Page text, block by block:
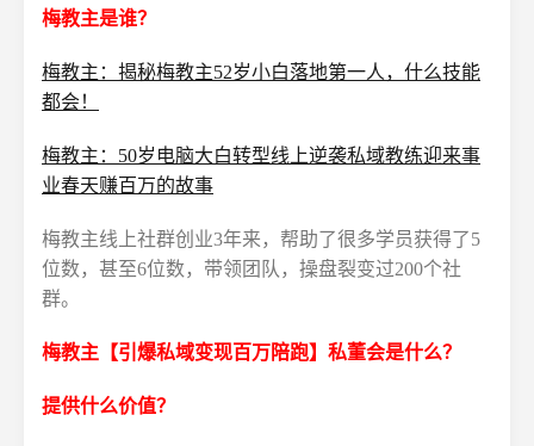
梅教主是谁？
梅教主：揭秘梅教主52岁小白落地第一人，什么技能
都会！
梅教主：50岁电脑大白转型线上逆袭私域教练迎来事
业春天赚百万的故事
梅教主线上社群创业3年来，帮助了很多学员获得了5
位数，甚至6位数，带领团队，操盘裂变过200个社
群。
梅教主【引爆私域变现百万陪跑】私董会是什么？
提供什么价值？